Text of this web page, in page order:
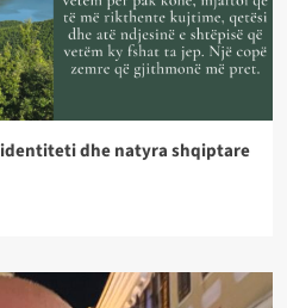
dhe natyra shqiptare